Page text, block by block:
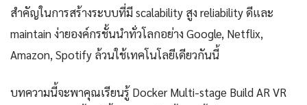
สำคัญในการสร้างระบบที่มี scalability สูง reliability ดีและ
maintain ง่ายองค์กรชั้นนำทั่วโลกอย่าง Google, Netflix,
Amazon, Spotify ล้วนใช้เทคโนโลยีเดียวกันนี้
บทความนี้จะพาคุณเรียนรู้ Docker Multi-stage Build AR VR